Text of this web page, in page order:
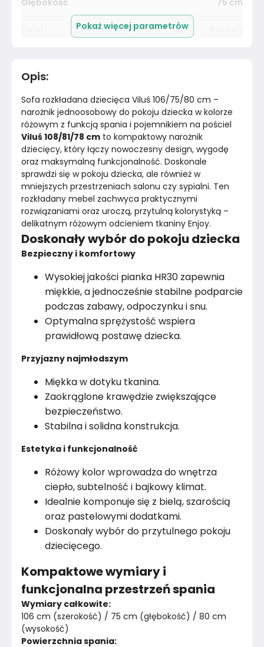
Głębokość 75 cm
Kolor tkaniny
Powierzchnia spania 80x180 cm
Konstrukcja szkieletu Płyta wiórowa i drewno
Rodzaj tkaniny
Styl Klasyczny
Wysokość nóżek
Kolor Róż i fiolet
Kolor nóżek Czarny
Rodzaj tkaniny
Pomieszczenie
Marka
Montaż
Rok produkcji
Pokaż więcej parametrów
Opis:
Sofa rozkładana dziecięca Viluś 106/75/80 cm –
narożnik jednoosobowy do pokoju dziecka w kolorze
różowym z funkcją spania i pojemnikiem na pościel
Viluś 108/81/78 cm to kompaktowy narożnik
dziecięcy, który łączy nowoczesny design, wygodę
oraz maksymalną funkcjonalność. Doskonale
sprawdzi się w pokoju dziecka, ale również w
mniejszych przestrzeniach salonu czy sypialni. Ten
rozkładany mebel zachwyca praktycznymi
rozwiązaniami oraz uroczą, przytulną kolorystyką –
delikatnym różowym odcieniem tkaniny Enjoy.
Doskonały wybór do pokoju dziecka
Bezpieczny i komfortowy
Wysokiej jakości pianka HR30 zapewnia
miękkie, a jednocześnie stabilne podparcie
podczas zabawy, odpoczynku i snu.
Optymalna sprężystość wspiera
prawidłową postawę dziecka.
Przyjazny najmłodszym
Miękka w dotyku tkanina.
Zaokrąglone krawędzie zwiększające
bezpieczeństwo.
Stabilna i solidna konstrukcja.
Estetyka i funkcjonalność
Różowy kolor wprowadza do wnętrza
ciepło, subtelność i bajkowy klimat.
Idealnie komponuje się z bielą, szarością
oraz pastelowymi dodatkami.
Doskonały wybór do przytulnego pokoju
dziecięcego.
Kompaktowe wymiary i
funkcjonalna przestrzeń spania
Wymiary całkowite:
106 cm (szerokość) / 75 cm (głębokość) / 80 cm
(wysokość)
Powierzchnia spania: